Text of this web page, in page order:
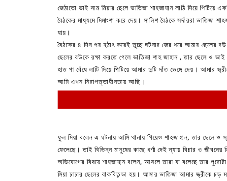
জেঠাতো ভাই সাম মিয়ার ছেলে ভাতিজা শাহজাহান লাঠি দিয়ে পিটিয়ে
বৈঠকের মাধ্যমে মিমাংশা করে দেয়। সালিশ বৈঠকে সর্দাররা ভাতিজা
যায়।
বৈঠকের ৪ দিন পর হঠাৎ করেই তুচ্ছ ঘটনার জের ধরে আমার ছেলের
ছেলের বউকে রক্ষা করতে গেলে ভাতিজা শাহ জাহান , তার ছেলে ও
হাত পা বেঁধে লাটি দিয়ে পিটিয়ে আমার দুটি দাঁত ভেঙ্গে দেয়। আমার
আমি এখন নিরাপত্তাহীনতায় আছি।
ফুল মিয়া বলেন এ ঘটনায় আমি থানায় গিয়েও শাহজাহান, তার ছেলে
ফেলেছে। তাই বিভিন্ন মানুষের কাছে ধর্ণা দেই ন্যায় বিচার ও
অভিযোগের বিষয়ে শাহজাহান বলেন, আসলে তারা যা বলেছে তার
মিয়া চাচার ছেলের বাকবিতন্ডা হয়। আমার ভাতিজা আমার স্ত্রীকে চড়
In Uncategorized
কুমিল্লা প্রেস ক্লাবের নির্বাচন আজ;
পদের জন্য ৩৩ জন প্রার্থী ভোটযুদ্ধে
July 30, 2026 0 3 words